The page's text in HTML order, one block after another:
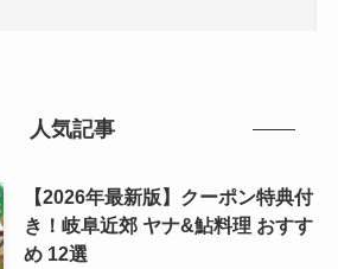
人気記事
【2026年最新版】クーポン特典付
き！岐阜近郊 ヤナ&鮎料理 おすす
め 12選